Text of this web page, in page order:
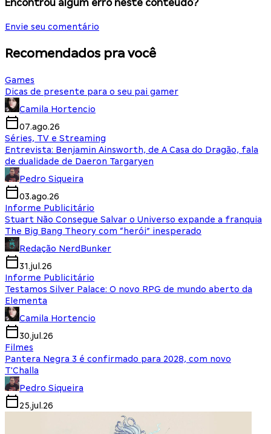
Encontrou algum erro neste conteúdo?
Envie seu comentário
Recomendados pra você
Games
Dicas de presente para o seu pai gamer
Camila Hortencio
07.ago.26
Séries, TV e Streaming
Entrevista: Benjamin Ainsworth, de A Casa do Dragão, fala
de dualidade de Daeron Targaryen
Pedro Siqueira
03.ago.26
Informe Publicitário
Stuart Não Consegue Salvar o Universo expande a franquia
The Big Bang Theory com “herói” inesperado
Redação NerdBunker
31.jul.26
Informe Publicitário
Testamos Silver Palace: O novo RPG de mundo aberto da
Elementa
Camila Hortencio
30.jul.26
Filmes
Pantera Negra 3 é confirmado para 2028, com novo
T'Challa
Pedro Siqueira
25.jul.26